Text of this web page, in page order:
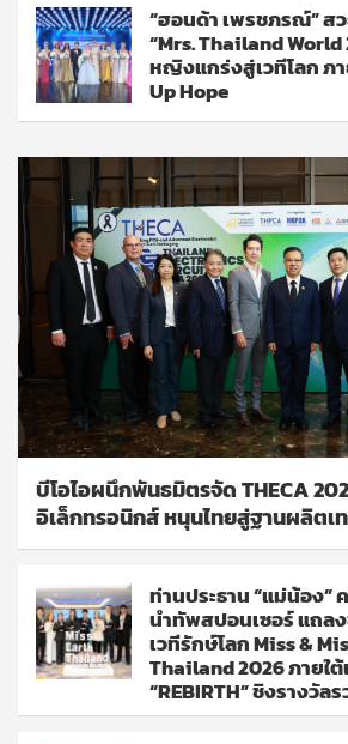
“ฮอนด้า เพรชภรณ์” ส
“Mrs. Thailand
หญิงแกร่งสู่เวทีโลก ภ
Up Hope
บีโอไอผนึกพันธมิตรจัด THECA
อิเล็กทรอนิกส์ หนุนไทยสู่ฐานผลิตเ
ท่านประธาน “แม่น้อง”
นำทัพสปอนเซอร์ แถล
เวทีรักษ์โลก Miss &
Thailand 2026 ภายใ
“REBIRTH” ชิงรางวัล